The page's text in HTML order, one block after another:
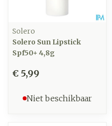
Solero
Solero Sun Lipstick
Spf50+ 4,8g
€ 5,99
Niet beschikbaar